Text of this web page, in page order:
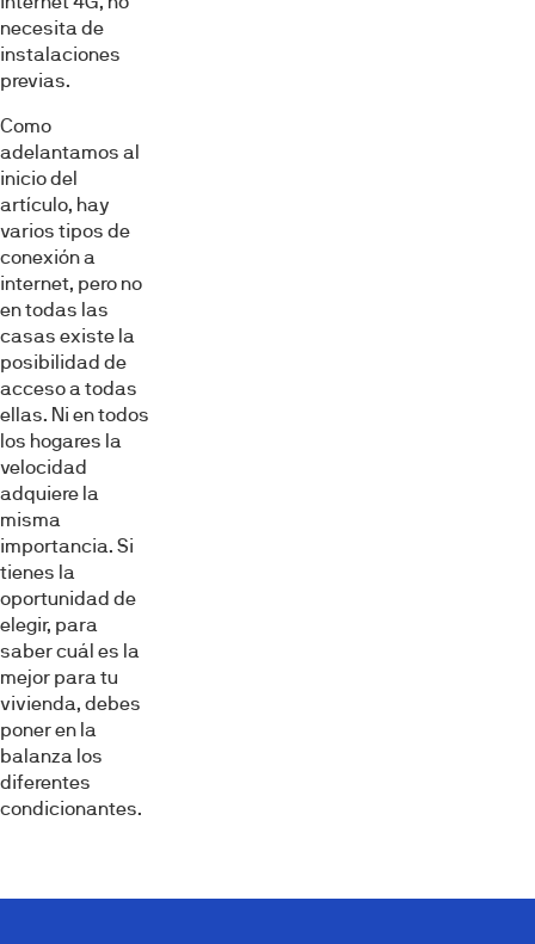
necesita de
instalaciones
previas.
Como
adelantamos al
inicio del
artículo, hay
varios tipos de
conexión a
internet, pero no
en todas las
casas existe la
posibilidad de
acceso a todas
ellas. Ni en todos
los hogares la
velocidad
adquiere la
misma
importancia. Si
tienes la
oportunidad de
elegir, para
saber cuál es la
mejor para tu
vivienda, debes
poner en la
balanza los
diferentes
condicionantes.